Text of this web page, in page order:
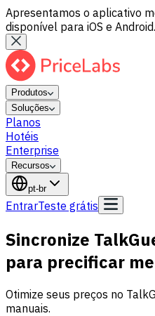
Apresentamos o aplicativo
disponível para iOS e Android.
Produtos
Soluções
Planos
Hotéis
Enterprise
Recursos
pt-br
EntrarTeste grátis
Sincronize
para precificar
Otimize seus preços no
manuais.